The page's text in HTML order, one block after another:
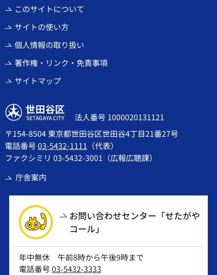
このサイトについて
サイトの使い方
個人情報の取り扱い
著作権・リンク・免責事項
サイトマップ
世田谷区
法人番号 1000020131121
〒154-8504 東京都世田谷区世田谷4丁目21番27号
電話番号03-5432-1111 （代表）
ファクシミリ 03-5432-3001（広報広聴課）
庁舎案内
お問い合わせセンター「せたがや
コール」
年中無休 午前8時から午後9時まで
電話番号03-5432-3333